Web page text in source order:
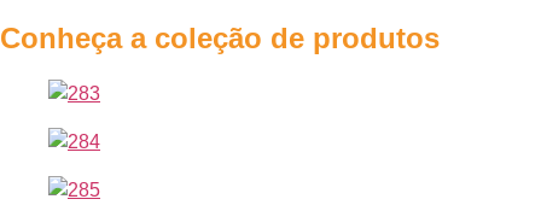
Conheça a coleção de produtos